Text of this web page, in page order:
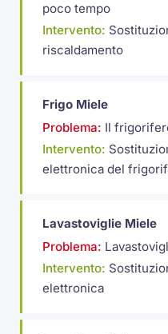
poco tempo
Intervento:
riscaldamento
Frigo Miele
Problema: Il
Intervento:
elettronica del
Lavastoviglie Miele
Problema:
Intervento:
elettronica